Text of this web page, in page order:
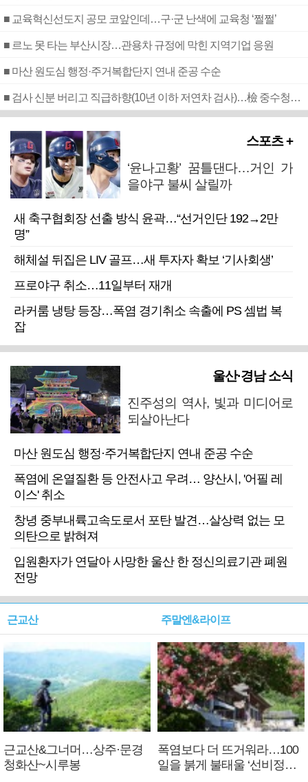
■ 교육혁신선도지 공모 코앞인데…구·군 난색에 교육청 ‘쩔쩔’
■ 르노 못 타는 부산시장…관용차 규정에 막힌 지역기업 응원
■ 마산 원도심 행정·주거복합단지 연내 준공 수순
■ 검사 신분 버리고 직급하향(10년 이하 저연차 검사)…檢 중수청행 기피
스포츠 +
‘윤나고황’ 꿈틀댄다…거인 가
을야구 불씨 살릴까
새 축구협회장 선출 방식 윤곽…“선거인단 192→2만
명”
해체설 뒤집은 LIV 골프…새 투자자 확보 ‘기사회생’
프로야구 취소…11일부터 재개
라커룸 냉탕 등장…폭염 경기취소 속출에 PS 셈법 복
잡
울산·경남 소식
진주성의 역사, 빛과 미디어로
되살아난다
마산 원도심 행정·주거복합단지 연내 준공 수순
폭염에 온열질환 등 안전사고 우려… 양산시, '어필 레
이스' 취소
창녕 중부내륙고속도로서 포탄 발견…살상력 없는 모
의탄으로 밝혀져
입원환자가 연달아 사망한 울산 한 정신의료기관 폐원
전망
근교산
근교산&그너머…상주·문경
청화산~시루봉
주말엔&라이프
폭염보다 더 뜨거워라…100
일을 붉게 불태울 ‘선비정신’